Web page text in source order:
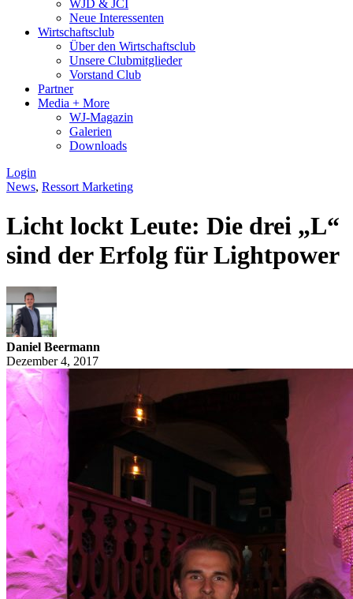
WJD & JCI
Neue Interessenten
Wirtschaftsclub
Über den Wirtschaftsclub
Unsere Clubmitglieder
Vorstand Club
Partner
Media + More
WJ-Magazin
Galerien
Downloads
Login
News, Ressort Marketing
Licht lockt Leute: Die drei „L“
sind der Erfolg für Lightpower
Daniel Beermann
Dezember 4, 2017